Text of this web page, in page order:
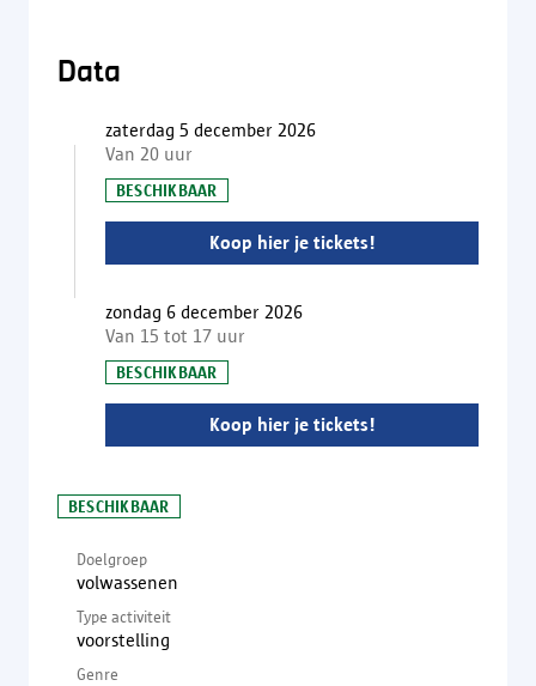
Data
zaterdag 5 december 2026
Van 20 uur
BESCHIKBAAR
Koop hier je tickets!
zondag 6 december 2026
Van 15 tot 17 uur
BESCHIKBAAR
Koop hier je tickets!
BESCHIKBAAR
Doelgroep
volwassenen
Type activiteit
voorstelling
Genre